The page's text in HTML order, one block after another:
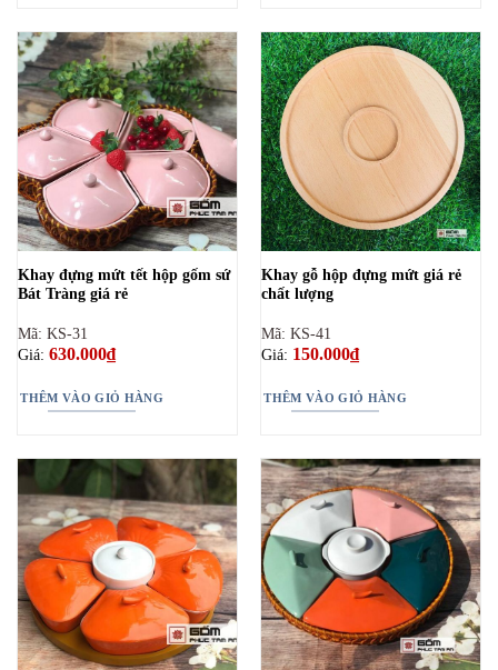
Khay đựng mứt tết hộp gốm sứ
Bát Tràng giá rẻ
Mã: KS-31
Giá: 630.000₫
THÊM VÀO GIỎ HÀNG
Khay gỗ hộp đựng mứt giá rẻ
chất lượng
Mã: KS-41
Giá: 150.000₫
THÊM VÀO GIỎ HÀNG